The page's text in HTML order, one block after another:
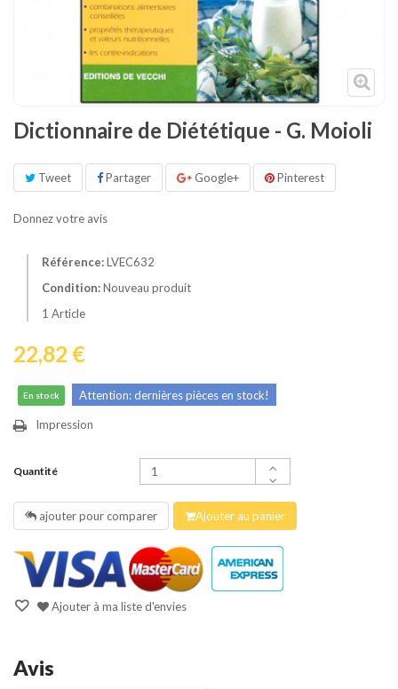
Décoration
Dictionnaire de Diététique - G. Moioli
Tweet Partager Google+ Pinterest
Donnez votre avis
Référence:LVEC632
Condition:Nouveau produit
1 Article
22,82 €
En stock Attention: dernières pièces en stock!
Impression
Quantité
ajouter pour comparer Ajouter au panier
Ajouter à ma liste d'envies
Avis